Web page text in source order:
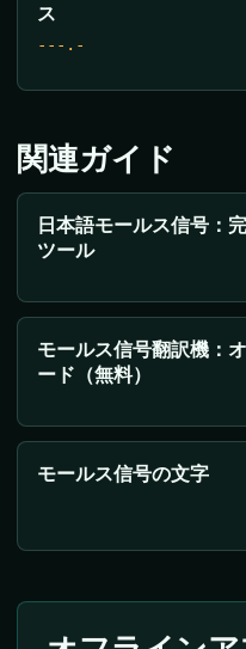
ス
---.-
関連ガイド
日本語モールス信号：
ツール
モールス信号翻訳機：
ード（無料）
モールス信号の文字